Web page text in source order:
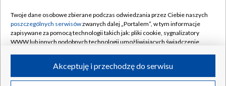
Rada Programowa
System NOS
Informacje o nadawcy
Program dla prasy
Kontakt
Kanały
©2026 Telewizja Polska S.A. w likwidacji
Twoje dane osobowe zbierane podczas odwiedzania przez Ciebie naszych
poszczególnych serwisówzwanych dalej „Portalem”, w tym informacje
zapisywane za pomocą technologii takich jak: pliki cookie, sygnalizatory
WWW lub innych podobnych technologii umożliwiających świadczenie
ruchu w Internecie.Akceptuję i przechodzę do serwisu